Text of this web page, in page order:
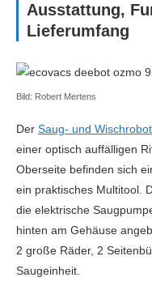
Ausstattung,
Lieferumfang
Bild: Robert Mertens
Der Saug- und
einer optisch auffälligen
Oberseite befinden sich
ein praktisches Multitool.
die elektrische
hinten am Gehäuse
2 große Räder, 2
Saugeinheit.